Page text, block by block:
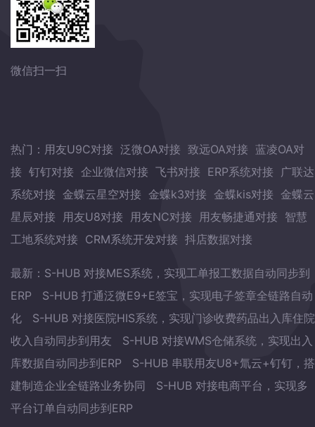
微信扫一扫
热门： 用友U9C对接 泛微OA对接 致远OA对接 蓝凌OA对
接 钉钉对接 企业微信对接 飞书对接 ERP系统对接 广联达
系统对接 金蝶云星空对接 金蝶k3对接 金蝶kis对接 金蝶云
星辰对接 用友U8对接 用友NC对接 用友畅捷通对接 智慧
工地系统对接 CRM系统开发对接 抖店数据对接
最新： S-HUB 对接MES系统，实现工单报工数据自动同步到
ERP
S-HUB 打通泛微E9+E签宝，实现电子签章全链路自动
化
S-HUB 对接医院HIS系统，实现门诊收费药品出入库住院
收入自动同步到用友
S-HUB 对接WMS仓储系统，实现出入
库数据自动同步到ERP
S-HUB 串联用友U8+氚云+钉钉，搭
建制造企业全链路业务协同
S-HUB 对接电商平台，实现多
平台订单自动同步到ERP